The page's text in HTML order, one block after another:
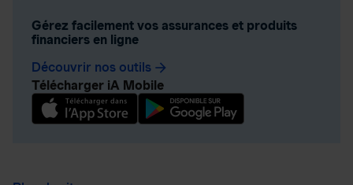
Gérez facilement vos assurances et produits
financiers en ligne
Découvrir nos outils arrow_forward
Télécharger iA Mobile